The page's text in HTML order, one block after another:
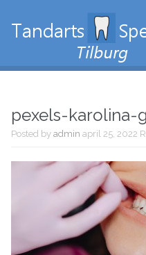
pexels-karolina-
Posted by admin april 25, 2022